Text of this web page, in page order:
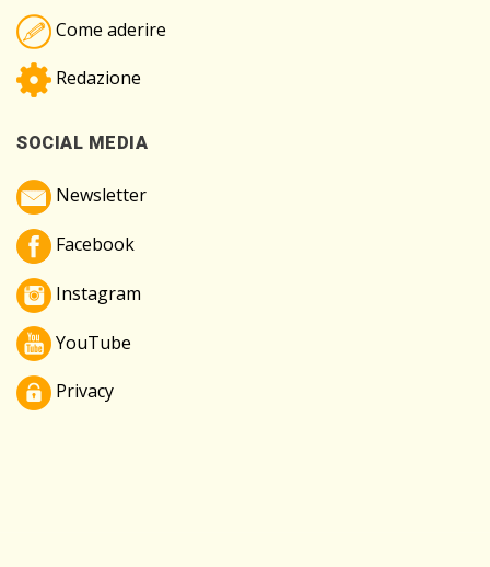
Come aderire
Redazione
SOCIAL MEDIA
Newsletter
Facebook
Instagram
YouTube
Privacy